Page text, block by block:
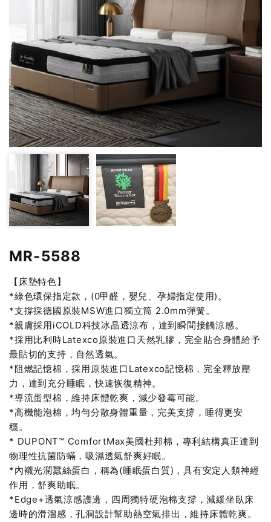
MR-5588
【床墊特色】
*綠色環保指定款，(0甲醛，嬰兒、孕婦指定使用)。
*支撐採德國原裝MSW進口獨立筒 2.0mm彈簧。
*親膚採用iCOLD科技冰晶透涼布，達到瞬間接觸涼感。
*採用比利時Latexco原裝進口天然乳膠，完全貼合身體給予
最貼切的支持，自然透氣。
*阻燃記憶棉，採用原裝進口Latexco記憶棉，完全釋放壓
力，達到充分睡眠，快速恢復精神。
*導流蛋型棉，維持床體乾爽，減少發霉可能。
*高機能泡棉，均勻分散身體重量，完美支撐，睡得更安
穩。
* DUPONT™ ComfortMax美國杜邦棉，專利結構真正達到
物理性抗菌防蟎，吸濕透氣舒爽好眠。
*內襯光潤蠶絲蛋白，稱為(睡眠蛋白質)，具有安定人類神經
作用，舒爽助眠。
*Edge+透氣涼感護邊，四周獨特硬泡棉支撐，減緩坐臥床
邊時的滑溜感，孔洞設計幫助熱空氣排出，維持床體乾爽。